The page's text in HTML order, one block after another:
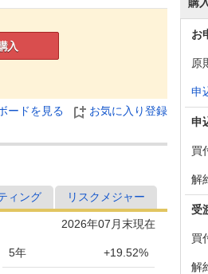
入
ードを見る お気に入り登録
ィング リスクメジャー
2026年07月末現在
5年 +19.52%
お
原
申
申
買
解
受
買
解